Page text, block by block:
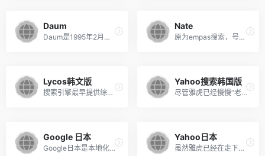
Daum
Daum是1995年2月成立的韩国最大的门户网站之一，提供综合网页搜索、知识、图片、购物、博客、社会化等搜索服务，其市场占有率为15%左右。其发家的核心产品是邮件和社区产品，此外还提供通讯、内容、商务以及影视等综合门户内容服务。
Nate
原为empas搜索，号称韩国第三大搜索引擎兼门户网站，在韩国的搜索市场份额约为10%。由SK集团运营，提供韩文音乐、图片、文件、知识等搜索服务。
Lycos韩文版
搜索引擎最早提供综合信息搜索服务的网站之一，搜索引擎中的长青藤。
Yahoo搜索韩国版
尽管雅虎已经慢慢“老去”，但其亚洲区的几个子站还是保持着较高的市场占有率。不过，搜索已经不在是他的拿手好戏了，提供的搜索服务也寥寥。
Google 日本
Google日本是本地化的搜索引擎，除了国际化的产品与服务，在翻译、地图、图片方面都提供了与谷歌全球版不一样的的服务。据Google Tokyo的员工透露，在Google日本工作的幸福指数太高了，不仅有用谷歌亚太地区乃至全球最好的食堂，而且东京部门的地理位置非常好，设施非常完备。
Yahoo日本
虽然雅虎已经在走下坡路，但是雅虎日本仍是雅虎成功的一面旗帜，雅虎日本不仅是本地化搜索引擎的王者，还在门户、日本动画、画像、问答、购物、招聘、电影、吃喝等方面提供了强大了的搜索服务。